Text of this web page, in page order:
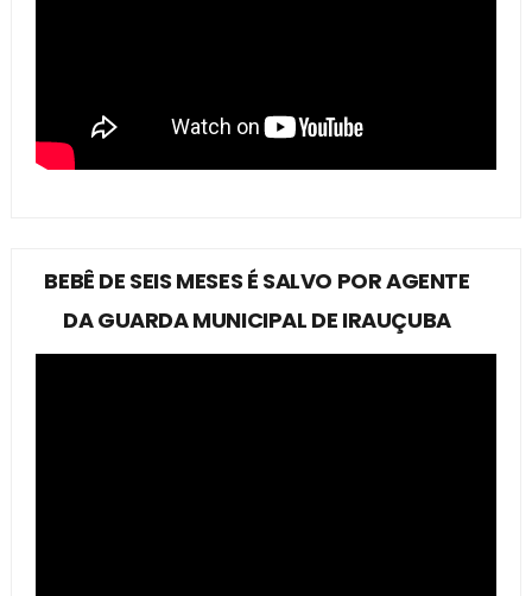
BEBÊ DE SEIS MESES É SALVO POR AGENTE
DA GUARDA MUNICIPAL DE IRAUÇUBA